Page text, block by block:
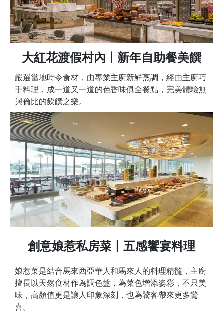
大紅花渡假村內〡新年自助餐美饌
嚴選當地時令食材，由專業主廚新鮮烹調，經由主廚巧
手料理，成一道又一道的色香味俱全餐點，完美體驗無
與倫比的飲饌之樂。
創意娘惹私房菜〡五感饗宴料理
娘惹菜是結合馬來西亞華人和馬來人的料理精髓，主廚
擅長以天然食材作為調色盤，為菜色增添姿彩，不只美
味，高顏值更是讓人印象深刻，也為饕客帶來更多驚
喜。